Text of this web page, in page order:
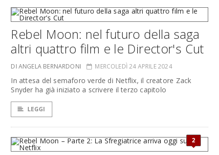
Rebel Moon: nel futuro della saga
altri quattro film e le Director's Cut
DI ANGELA BERNARDONI MERCOLEDÌ 24 APRILE 2024
In attesa del semaforo verde di Netflix, il creatore Zack
Snyder ha già iniziato a scrivere il terzo capitolo
LEGGI
2